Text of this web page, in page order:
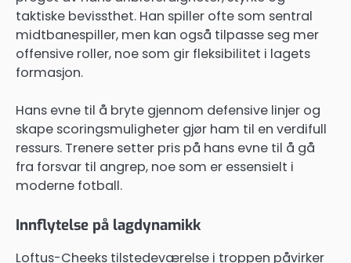
taktiske bevissthet. Han spiller ofte som sentral
midtbanespiller, men kan også tilpasse seg mer
offensive roller, noe som gir fleksibilitet i lagets
formasjon.
Hans evne til å bryte gjennom defensive linjer og
skape scoringsmuligheter gjør ham til en verdifull
ressurs. Trenere setter pris på hans evne til å gå
fra forsvar til angrep, noe som er essensielt i
moderne fotball.
Innflytelse på lagdynamikk
Loftus-Cheeks tilstedeværelse i troppen påvirker